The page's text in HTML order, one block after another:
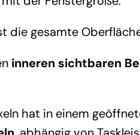
die gesamte
inneren sichtbaren
hat in einem